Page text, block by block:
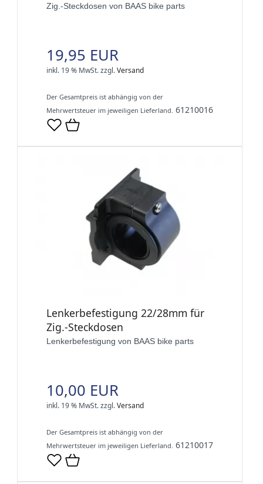
Zig.-Steckdosen von BAAS bike parts
19,95 EUR
inkl. 19 % MwSt.zzgl.Versand
Der Gesamtpreis ist abhängig von der
Mehrwertsteuer im jeweiligen Lieferland. 61210016
Lenkerbefestigung 22/28mm für
Zig.-Steckdosen
Lenkerbefestigung von BAAS bike parts
10,00 EUR
inkl. 19 % MwSt.zzgl.Versand
Der Gesamtpreis ist abhängig von der
Mehrwertsteuer im jeweiligen Lieferland. 61210017